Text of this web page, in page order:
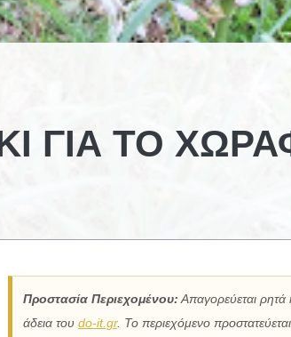
ΓΙΑ ΤΟ
Προστασία Περιεχομένου: Απαγορεύεται
άδεια του do-it.gr. Το περιεχόμενο